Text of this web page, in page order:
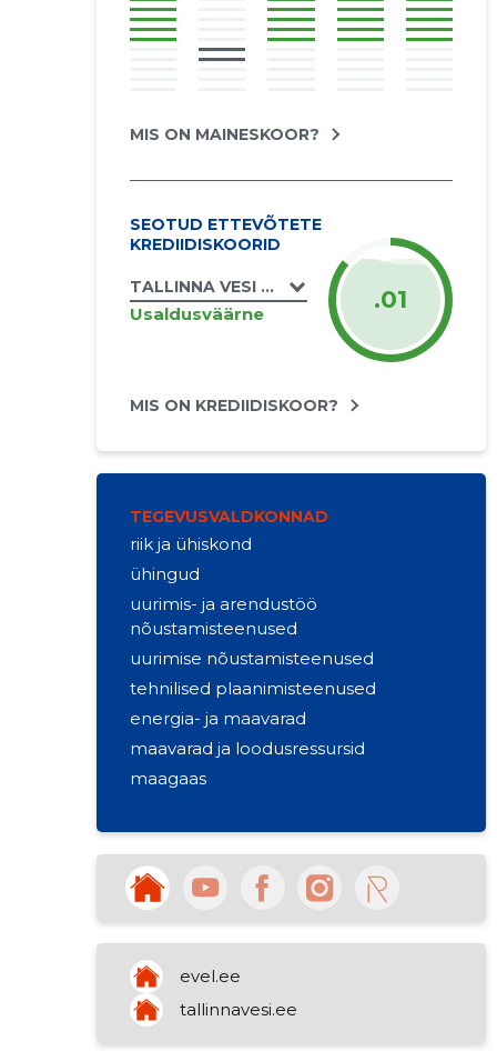
MIS ON MAINESKOOR?
SEOTUD ETTEVÕTETE
KREDIIDISKOORID
TALLINNA VESI AS
Usaldusväärne .01
MIS ON KREDIIDISKOOR?
TEGEVUSVALDKONNAD
riik ja ühiskond
ühingud
uurimis- ja arendustöö
nõustamisteenused
uurimise nõustamisteenused
tehnilised plaanimisteenused
energia- ja maavarad
maavarad ja loodusressursid
maagaas
mitmesugused mittemetalsed
mineraaltooted
invertmikroskoobid
settekäitlusseadmed
juhtaparatuur
teetööd
evel.ee
tallinnavesi.ee